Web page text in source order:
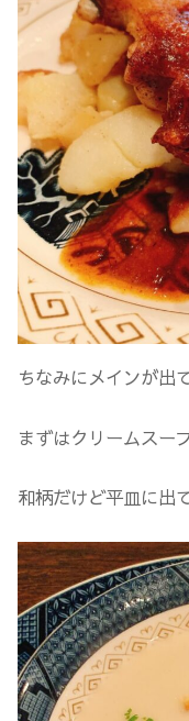
ちなみにメインが出
まずはクリームスー
和柄だけど平皿に出